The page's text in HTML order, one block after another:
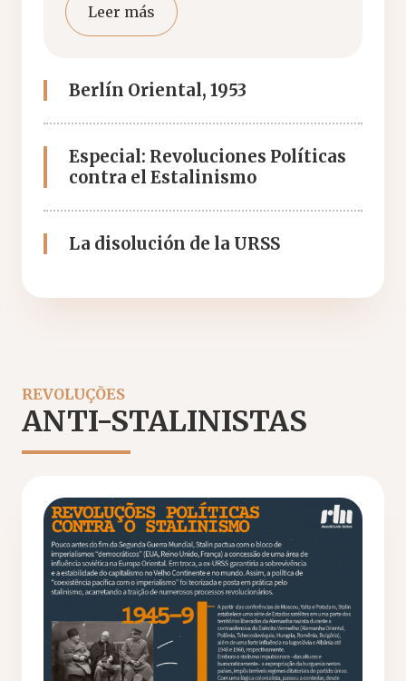
Leer más
Berlín Oriental, 1953
Especial: Revoluciones Políticas
contra el Estalinismo
La disolución de la URSS
REVOLUÇÕES
ANTI-STALINISTAS